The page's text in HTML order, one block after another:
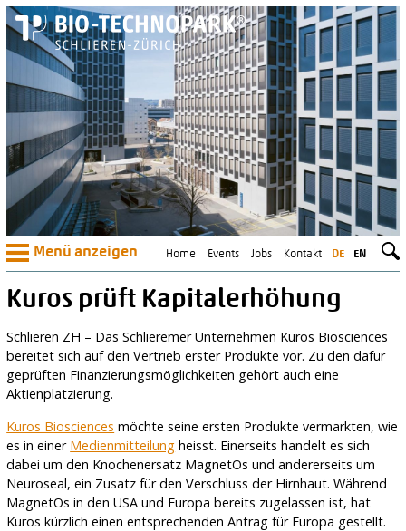
Menü anzeigen DE EN
Home Events Jobs Kontakt
Kuros prüft Kapitalerhöhung
Schlieren ZH – Das Schlieremer Unternehmen Kuros Biosciences
bereitet sich auf den Vertrieb erster Produkte vor. Zu den dafür
geprüften Finanzierungsmöglichkeiten gehört auch eine
Aktienplatzierung.
Kuros Biosciences möchte seine ersten Produkte vermarkten, wie
es in einer Medienmitteilung heisst. Einerseits handelt es sich
dabei um den Knochenersatz MagnetOs und andererseits um
Neuroseal, ein Zusatz für den Verschluss der Hirnhaut. Während
MagnetOs in den USA und Europa bereits zugelassen ist, hat
Kuros kürzlich einen entsprechenden Antrag für Europa gestellt.